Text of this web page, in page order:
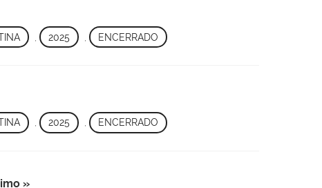
, 2025 ENCERRADO
, 2025 , ENCERRADO
»